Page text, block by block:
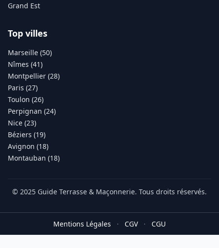
Grand Est
Top villes
Marseille (50)
Nîmes (41)
Montpellier (28)
Paris (27)
Toulon (26)
Perpignan (24)
Nice (23)
Béziers (19)
Avignon (18)
Montauban (18)
© 2025 Guide Terrasse & Maçonnerie. Tous droits réservés.
Mentions Légales · CGV · CGU